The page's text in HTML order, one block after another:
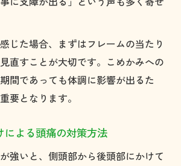
じた場合、まずはフレームの当たり
直すことが大切です。こめかみへの
間であっても体調に影響が出るた
要となります。
による頭痛の対策方法
強いと、側頭部から後頭部にかけて